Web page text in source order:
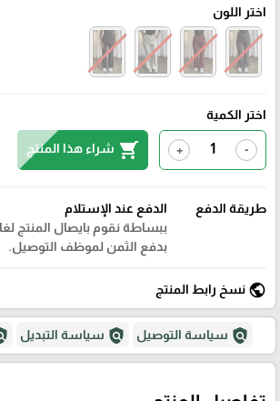
اختر اللون
اختر الكمية
-
+
shopping_cart شراء هذا المنتج
طريقة الدفع
الدفع عند الإستلام
ببساطة نقوم بايصال المنتج
بدفع الثمن لموظف التوصيل.
public نسخ رابط المنتج
policy سياسة التوصيل policy سياسة التبديل